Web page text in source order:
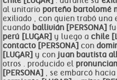
al unitario porteño bartolomé
exiliado , con quien trabó una
cuando ballivián [PERSONA]
perú [LUGAR] y luego a chile
contacto [PERSONA] con
[LUGAR] y con juan bautista
otros . producido el
[PERSONA] , se embarcó hacia